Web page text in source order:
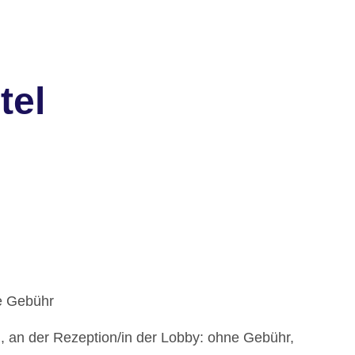
Gebühr
der Rezeption/in der Lobby: ohne Gebühr,